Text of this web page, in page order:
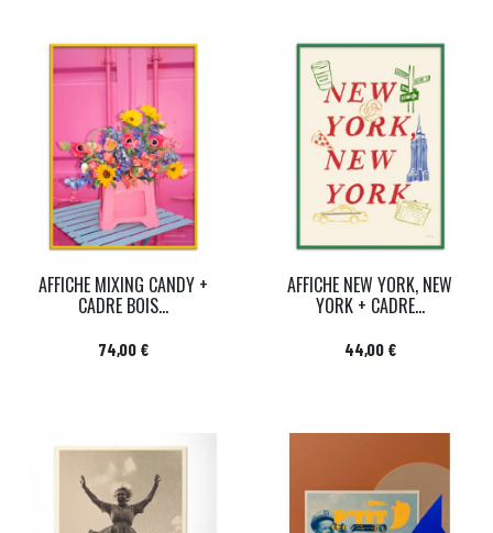
AFFICHE MIXING CANDY +
CADRE BOIS...
Prix
74,00 €
AFFICHE NEW YORK, NEW
YORK + CADRE...
Prix
44,00 €